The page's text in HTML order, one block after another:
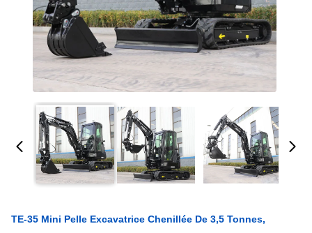
TE-35 Mini Pelle Excavatrice Chenillée De 3,5 Tonnes,